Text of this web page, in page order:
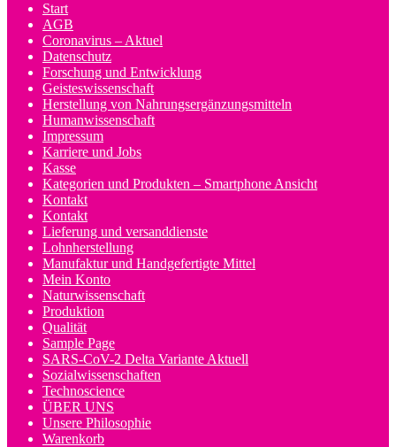
Start
AGB
Coronavirus – Aktuel
Datenschutz
Forschung und Entwicklung
Geisteswissenschaft
Herstellung von Nahrungsergänzungsmitteln
Humanwissenschaft
Impressum
Karriere und Jobs
Kasse
Kategorien und Produkten – Smartphone Ansicht
Kontakt
Kontakt
Lieferung und versanddienste
Lohnherstellung
Manufaktur und Handgefertigte Mittel
Mein Konto
Naturwissenschaft
Produktion
Qualität
Sample Page
SARS-CoV-2 Delta Variante Aktuell
Sozialwissenschaften
Technoscience
ÜBER UNS
Unsere Philosophie
Warenkorb